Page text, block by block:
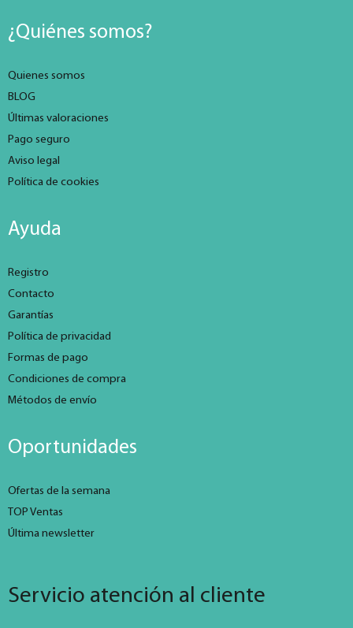
¿Quiénes somos?
Quienes somos
BLOG
Últimas valoraciones
Pago seguro
Aviso legal
Política de cookies
Ayuda
Registro
Contacto
Garantías
Política de privacidad
Formas de pago
Condiciones de compra
Métodos de envío
Oportunidades
Ofertas de la semana
TOP Ventas
Última newsletter
Servicio atención al cliente